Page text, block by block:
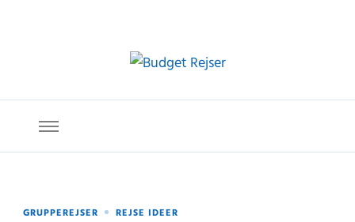
Budget Rejser
GRUPPEREJSER REJSE IDEER